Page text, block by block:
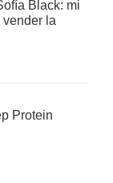
Black: mi
la
Protein